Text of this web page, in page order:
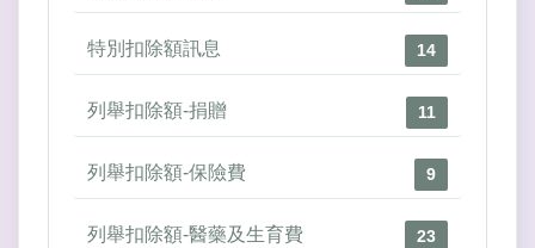
特別扣除額訊息 14
列舉扣除額-捐贈 11
列舉扣除額-保險費 9
列舉扣除額-醫藥及生育費 23